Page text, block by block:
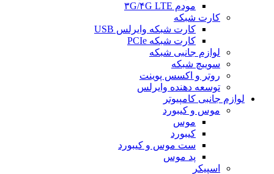
مودم ۳G/۴G LTE
کارت شبکه
کارت شبکه وایرلس USB
کارت شبکه PCIe
لوازم جانبی شبکه
سوییچ شبکه
روتر و اکسس پوینت
توسعه دهنده وایرلس
لوازم جانبی کامپیوتر
موس و کیبورد
موس
کیبورد
ست موس و کیبورد
پد موس
اسپیکر